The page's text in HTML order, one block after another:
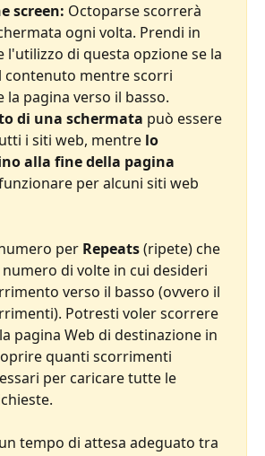
screen: Octoparse scorrerà
ogni volta. Prendi in
l'utilizzo di questa opzione se la
contenuto mentre scorri
pagina verso il basso.
di una schermata può essere
i siti web, mentre lo
alla fine della pagina
per alcuni siti web
per Repeats (ripete) che
di volte in cui desideri
verso il basso (ovvero il
Potresti voler scorrere
pagina Web di destinazione in
quanti scorrimenti
per caricare tutte le
tempo di attesa adeguato tra